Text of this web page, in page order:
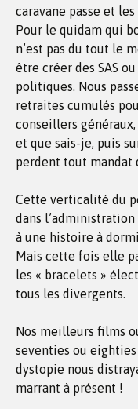
caravane passe et
Pour le quidam qui
n’est pas du tout le
être créer des SAS
politiques. Nous
retraites cumulés
conseillers
et que sais-je, puis
perdent tout mandat
Cette verticalité du
dans
à une histoire à
Mais cette fois elle
les « bracelets »
tous les divergents.
Nos meilleurs films
seventies ou
dystopie nous
marrant à présent !